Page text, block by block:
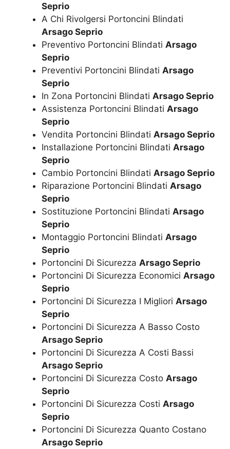
Seprio
A Chi Rivolgersi Portoncini Blindati
Arsago Seprio
Preventivo Portoncini Blindati Arsago
Seprio
Preventivi Portoncini Blindati Arsago
Seprio
In Zona Portoncini Blindati Arsago Seprio
Assistenza Portoncini Blindati Arsago
Seprio
Vendita Portoncini Blindati Arsago Seprio
Installazione Portoncini Blindati Arsago
Seprio
Cambio Portoncini Blindati Arsago Seprio
Riparazione Portoncini Blindati Arsago
Seprio
Sostituzione Portoncini Blindati Arsago
Seprio
Montaggio Portoncini Blindati Arsago
Seprio
Portoncini Di Sicurezza Arsago Seprio
Portoncini Di Sicurezza Economici Arsago
Seprio
Portoncini Di Sicurezza I Migliori Arsago
Seprio
Portoncini Di Sicurezza A Basso Costo
Arsago Seprio
Portoncini Di Sicurezza A Costi Bassi
Arsago Seprio
Portoncini Di Sicurezza Costo Arsago
Seprio
Portoncini Di Sicurezza Costi Arsago
Seprio
Portoncini Di Sicurezza Quanto Costano
Arsago Seprio